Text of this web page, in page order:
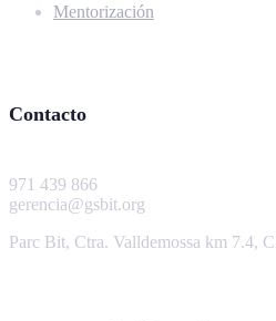
Mentorización
Contacto
971 439 866
gerencia@gsbit.org
Parc Bit, Ctra. Valldemossa km 7.4,